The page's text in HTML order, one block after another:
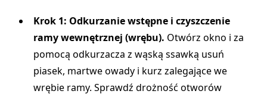
Krok 1: Odkurzanie wstępne i czyszczenie
ramy wewnętrznej (wrębu). Otwórz okno i za
pomocą odkurzacza z wąską ssawką usuń
piasek, martwe owady i kurz zalegające we
wrębie ramy. Sprawdź drożność otworów